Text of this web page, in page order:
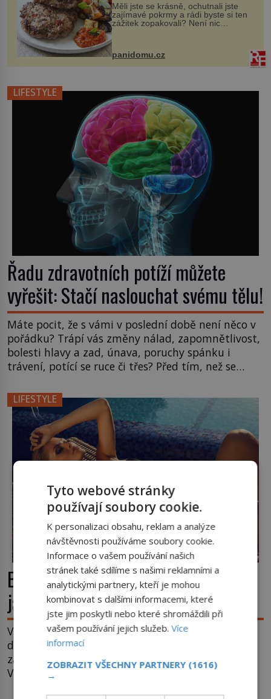
Měli jste se krásně, ochutnali jste
zajímavé pokrmy a rádi byste si ten
zážitek zopakovali? Není nic
snazšího. Pljeskavica (10 porcí)
Možná jste ji ochutnali na dovolené v
panidomu.cz
LIFESTYLE
Řadu zdravotních potíží můžete
vyřešit: Stačí naslouchat svému tělu!
Máte pocit, že s vámi v poslední době není něco v
pořádku? Trápí vás změny nálad, zapomnětlivost,
bolesti hlavy a zad, únava, poruchy spánku i
trávení, potící se ruce či třes? Před tím, než se
hledat odpověď jinde. Možná totiž váš mozek
neprodukuje dostatečné množství látek zvaných
neurotransmitery. […]
LIFESTYLE
Bronzová pokožka na věky: 8 tipů,
jak si udržíte opálení
Věnovala jste v létě většinu času slunění s cílem
dosáhnout krásného opálení, avšak pokožka vám
začíná pomalu, ale jistě blednout? A co teď?
Věnujte pozornost následujícím radám, které vám
Tyto webové stránky
používají soubory cookie.
K personalizaci obsahu, reklam a analýze
návštěvnosti používáme soubory cookie.
Informace o vašem používání našich
stránek také sdílíme s našimi reklamními a
analytickými partnery, kteří je mohou
kombinovat s dalšími informacemi, které
jste jim poskytli nebo které shromáždili při
vašem používání jejich služeb.Více
informací
ZOBRAZIT VŠECHNY PARTNERY (1616)
→